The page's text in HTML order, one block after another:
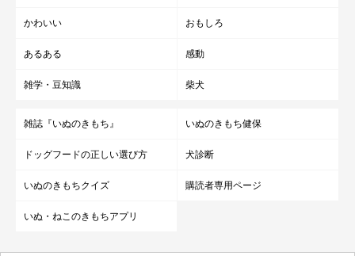
かわいい おもしろ
あるある 感動
雑学・豆知識 柴犬
雑誌『いぬのきもち』 いぬのきもち健保
ドッグフードの正しい選び方 犬診断
いぬのきもちクイズ 購読者専用ページ
いぬ・ねこのきもちアプリ